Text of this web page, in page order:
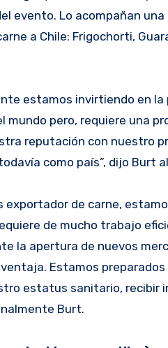
evento. Lo acompañan
a Chile: Frigochorti,
estamos invirtiendo en
mundo pero, requiere una
reputación con nuestro
como país”, dijo Burt
exportador de carne,
de mucho trabajo
la apertura de nuevos
Estamos
estatus sanitario, recibir
Burt.